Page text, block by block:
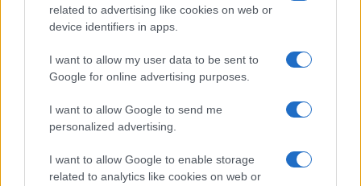
related to advertising like cookies on web or
device identifiers in apps.
I want to allow my user data to be sent to
Google for online advertising purposes.
I want to allow Google to send me
personalized advertising.
I want to allow Google to enable storage
related to analytics like cookies on web or
6/08/2026 - 3:08μμ